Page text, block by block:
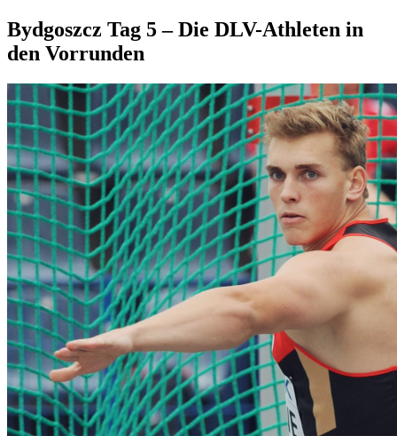
Bydgoszcz Tag 5 – Die DLV-Athleten in
den Vorrunden